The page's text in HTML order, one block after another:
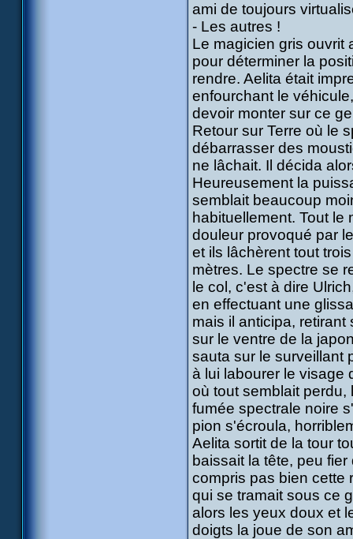
ami de toujours
- Les autres !
Le magicien gris ouvrit
pour déterminer la
rendre. Aelita était
enfourchant le
devoir monter sur ce
Retour sur Terre où le
débarrasser des
ne lâchait. Il décida
Heureusement la
semblait beaucoup
habituellement. Tout
douleur provoqué par
et ils lâchèrent tout
mètres. Le spectre se
le col, c'est à dire
en effectuant une
mais il anticipa,
sur le ventre de la
sauta sur le surveillant
à lui labourer le visage
où tout semblait
fumée spectrale noire
pion s'écroula,
Aelita sortit de la tour
baissait la tête, peu
compris pas bien cette
qui se tramait sous ce
alors les yeux doux et
doigts la joue de son